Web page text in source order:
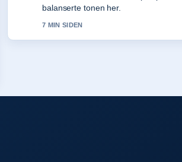
balanserte tonen her.
7 MIN SIDEN